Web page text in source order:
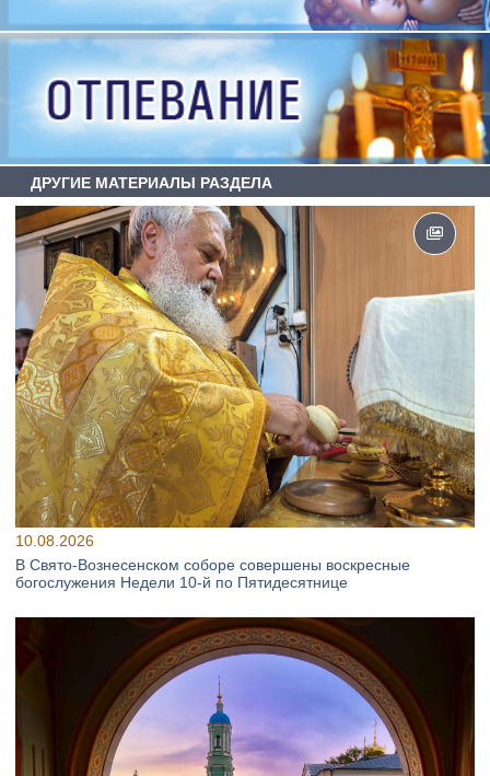
ДРУГИЕ МАТЕРИАЛЫ РАЗДЕЛА
10.08.2026
В Свято‑Вознесенском соборе совершены воскресные
богослужения Недели 10‑й по Пятидесятнице